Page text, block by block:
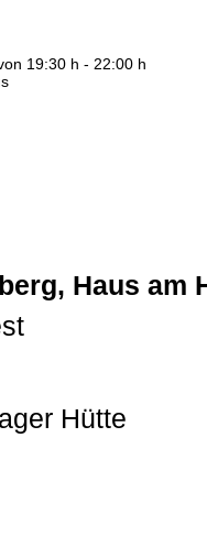
19:30 h - 22:00 h
Haus am
Hütte